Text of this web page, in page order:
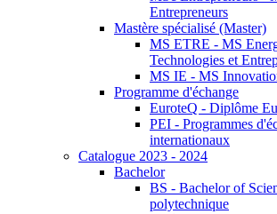
Entrepreneurs
Mastère spécialisé (Master)
MS ETRE - MS
Technologies et
MS IE - MS
Programme d'échange
EuroteQ - Diplôme
PEI - Programmes
internationaux
Catalogue 2023 - 2024
Bachelor
BS - Bachelor of
polytechnique